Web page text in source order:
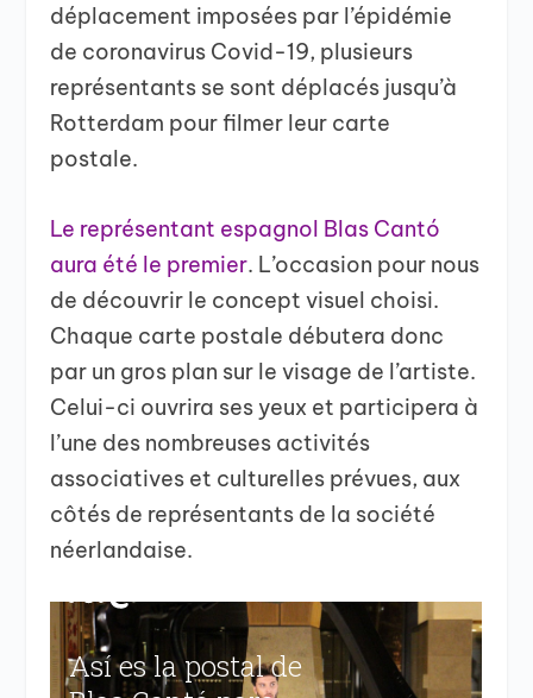
déplacement imposées par l’épidémie
de coronavirus Covid-19, plusieurs
représentants se sont déplacés jusqu’à
Rotterdam pour filmer leur carte
postale.
Le représentant espagnol Blas Cantó
aura été le premier. L’occasion pour nous
de découvrir le concept visuel choisi.
Chaque carte postale débutera donc
par un gros plan sur le visage de l’artiste.
Celui-ci ouvrira ses yeux et participera à
l’une des nombreuses activités
associatives et culturelles prévues, aux
côtés de représentants de la société
néerlandaise.